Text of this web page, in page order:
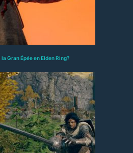
la Gran Épée en Elden Ring?